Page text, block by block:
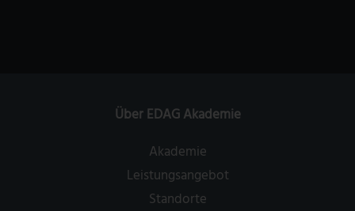
Über EDAG Akademie
Akademie
Leistungsangebot
Standorte